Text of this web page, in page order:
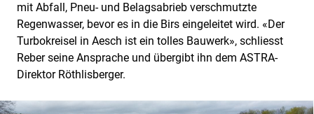
mit Abfall, Pneu- und Belagsabrieb verschmutzte
Regenwasser, bevor es in die Birs eingeleitet wird. «Der
Turbokreisel in Aesch ist ein tolles Bauwerk», schliesst
Reber seine Ansprache und übergibt ihn dem ASTRA-
Direktor Röthlisberger.